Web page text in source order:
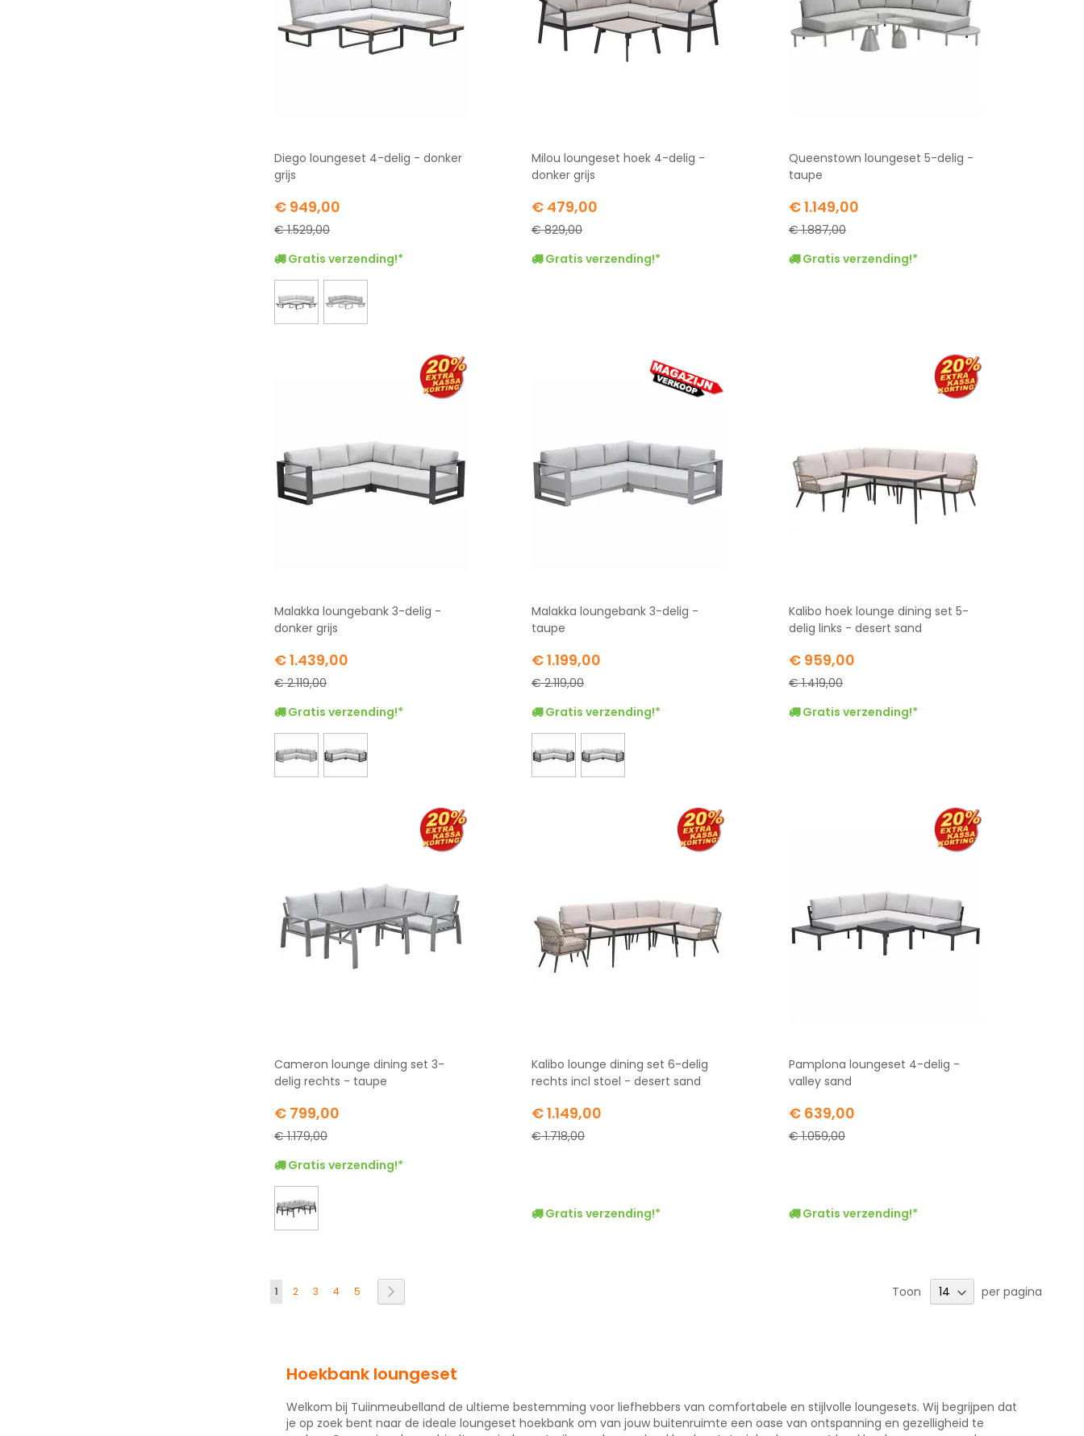
Diego loungeset 4-delig - donker
grijs
Special
Price
€ 949,00
€ 1.529,00
Gratis verzending!*
Milou loungeset hoek 4-delig -
donker grijs
Special
Price
€ 479,00
€ 829,00
Gratis verzending!*
Queenstown loungeset 5-delig -
taupe
Special
Price
€ 1.149,00
€ 1.887,00
Gratis verzending!*
Malakka loungebank 3-delig -
donker grijs
Special
Price
€ 1.439,00
€ 2.119,00
Gratis verzending!*
Malakka loungebank 3-delig -
taupe
Special
Price
€ 1.199,00
€ 2.119,00
Gratis verzending!*
Kalibo hoek lounge dining set 5-
delig links - desert sand
Special
Price
€ 959,00
€ 1.419,00
Gratis verzending!*
Cameron lounge dining set 3-
delig rechts - taupe
Special
Price
€ 799,00
€ 1.179,00
Gratis verzending!*
Kalibo lounge dining set 6-delig
rechts incl stoel - desert sand
Special
Price
€ 1.149,00
€ 1.718,00
Gratis verzending!*
Pamplona loungeset 4-delig -
valley sand
Special
Price
€ 639,00
€ 1.059,00
Gratis verzending!*
Pagina
U lees momenteel pagina
1 Pagina
2 Pagina
3 Pagina
4 Pagina
5 Toon per pagina
Hoekbank loungeset
Welkom bij Tuiinmeubelland de ultieme bestemming voor liefhebbers van comfortabele en stijlvolle loungesets. Wij begrijpen dat
je op zoek bent naar de ideale loungeset hoekbank om van jouw buitenruimte een oase van ontspanning en gezelligheid te